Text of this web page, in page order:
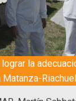
la
Matanza-